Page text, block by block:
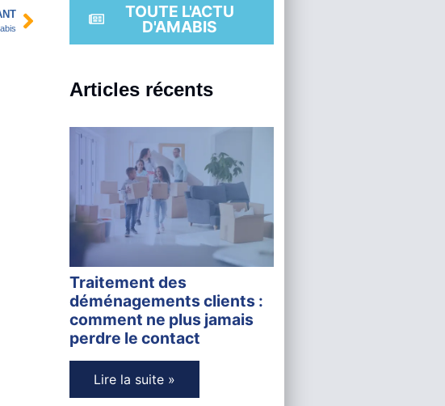
TOUTE L'ACTU
D'AMABIS
Articles récents
Traitement des
déménagements clients :
comment ne plus jamais
perdre le contact
Lire la suite »